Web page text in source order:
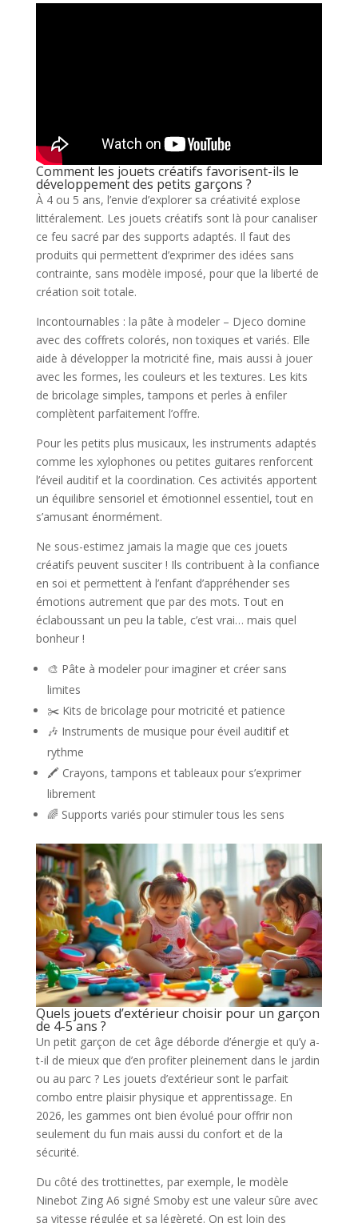
Comment les jouets créatifs favorisent-ils le
développement des petits garçons ?
À 4 ou 5 ans, l’envie d’explorer sa créativité explose
littéralement. Les jouets créatifs sont là pour canaliser
ce feu sacré par des supports adaptés. Il faut des
produits qui permettent d’exprimer des idées sans
contrainte, sans modèle imposé, pour que la liberté de
création soit totale.
Incontournables : la pâte à modeler – Djeco domine
avec des coffrets colorés, non toxiques et variés. Elle
aide à développer la motricité fine, mais aussi à jouer
avec les formes, les couleurs et les textures. Les kits
de bricolage simples, tampons et perles à enfiler
complètent parfaitement l’offre.
Pour les petits plus musicaux, les instruments adaptés
comme les xylophones ou petites guitares renforcent
l’éveil auditif et la coordination. Ces activités apportent
un équilibre sensoriel et émotionnel essentiel, tout en
s’amusant énormément.
Ne sous-estimez jamais la magie que ces jouets
créatifs peuvent susciter ! Ils contribuent à la confiance
en soi et permettent à l’enfant d’appréhender ses
émotions autrement que par des mots. Tout en
éclaboussant un peu la table, c’est vrai… mais quel
bonheur !
🎨 Pâte à modeler pour imaginer et créer sans
limites
✂️ Kits de bricolage pour motricité et patience
🎶 Instruments de musique pour éveil auditif et
rythme
🖍️ Crayons, tampons et tableaux pour s’exprimer
librement
🌈 Supports variés pour stimuler tous les sens
Quels jouets d’extérieur choisir pour un garçon
de 4-5 ans ?
Un petit garçon de cet âge déborde d’énergie et qu’y a-
t-il de mieux que d’en profiter pleinement dans le jardin
ou au parc ? Les jouets d’extérieur sont le parfait
combo entre plaisir physique et apprentissage. En
2026, les gammes ont bien évolué pour offrir non
seulement du fun mais aussi du confort et de la
sécurité.
Du côté des trottinettes, par exemple, le modèle
Ninebot Zing A6 signé Smoby est une valeur sûre avec
sa vitesse régulée et sa légèreté. On est loin des